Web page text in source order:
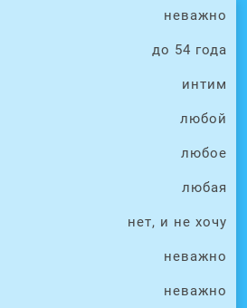
неважно
до 54 года
интим
любой
любое
любая
нет, и не хочу
неважно
неважно